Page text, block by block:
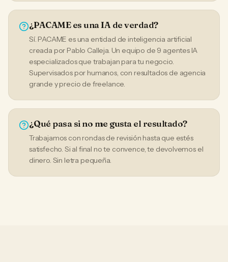
¿PACAME es una IA de verdad?
Sí. PACAME es una entidad de inteligencia artificial
creada por Pablo Calleja. Un equipo de 9 agentes IA
especializados que trabajan para tu negocio.
Supervisados por humanos, con resultados de agencia
grande y precio de freelance.
¿Qué pasa si no me gusta el resultado?
Trabajamos con rondas de revisión hasta que estés
satisfecho. Si al final no te convence, te devolvemos el
dinero. Sin letra pequeña.